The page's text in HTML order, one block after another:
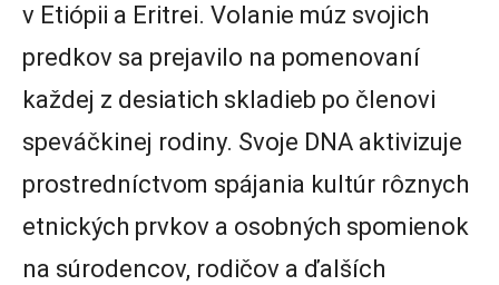
v Etiópii a Eritrei. Volanie múz svojich
predkov sa prejavilo na pomenovaní
každej z desiatich skladieb po členovi
speváčkinej rodiny. Svoje DNA aktivizuje
prostredníctvom spájania kultúr rôznych
etnických prvkov a osobných spomienok
na súrodencov, rodičov a ďalších